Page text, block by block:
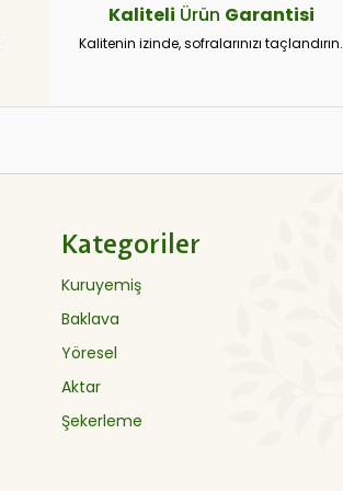
Kaliteli Ürün Garantisi
Kalitenin izinde, sofralarınızı taçlandırın.
Kategoriler
Kuruyemiş
Baklava
Yöresel
Aktar
Şekerleme